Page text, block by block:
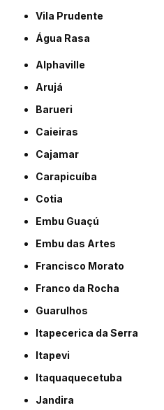
Vila Prudente
Água Rasa
Alphaville
Arujá
Barueri
Caieiras
Cajamar
Carapicuíba
Cotia
Embu Guaçú
Embu das Artes
Francisco Morato
Franco da Rocha
Guarulhos
Itapecerica da Serra
Itapevi
Itaquaquecetuba
Jandira